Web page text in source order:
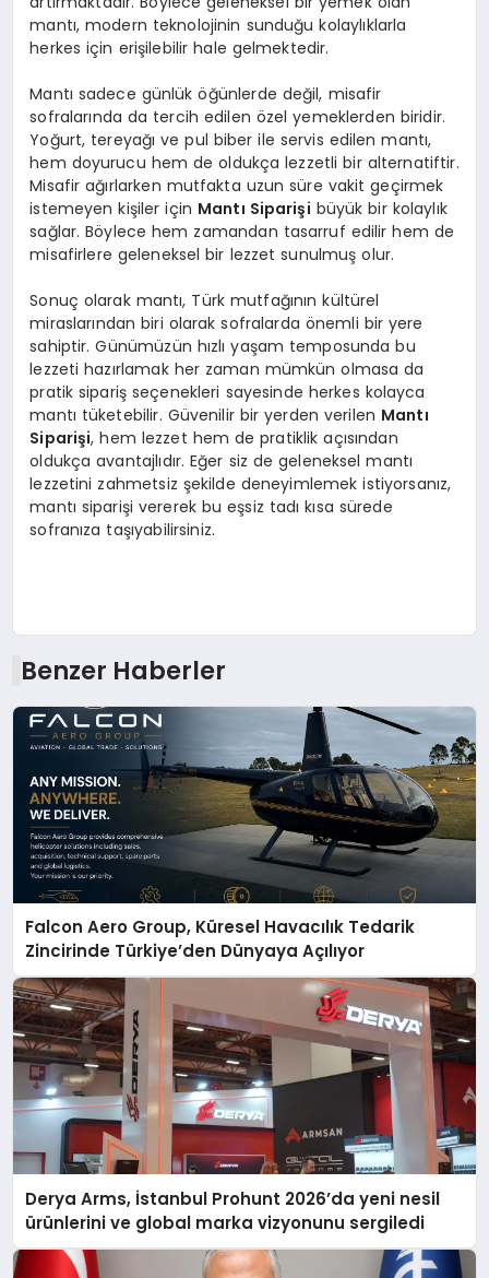
mantı, modern teknolojinin sunduğu kolaylıklarla
herkes için erişilebilir hale gelmektedir.
Mantı sadece günlük öğünlerde değil, misafir
sofralarında da tercih edilen özel yemeklerden biridir.
Yoğurt, tereyağı ve pul biber ile servis edilen mantı,
hem doyurucu hem de oldukça lezzetli bir alternatiftir.
Misafir ağırlarken mutfakta uzun süre vakit geçirmek
istemeyen kişiler için Mantı Siparişi büyük bir kolaylık
sağlar. Böylece hem zamandan tasarruf edilir hem de
misafirlere geleneksel bir lezzet sunulmuş olur.
Sonuç olarak mantı, Türk mutfağının kültürel
miraslarından biri olarak sofralarda önemli bir yere
sahiptir. Günümüzün hızlı yaşam temposunda bu
lezzeti hazırlamak her zaman mümkün olmasa da
pratik sipariş seçenekleri sayesinde herkes kolayca
mantı tüketebilir. Güvenilir bir yerden verilen Mantı
Siparişi, hem lezzet hem de pratiklik açısından
oldukça avantajlıdır. Eğer siz de geleneksel mantı
lezzetini zahmetsiz şekilde deneyimlemek istiyorsanız,
mantı siparişi vererek bu eşsiz tadı kısa sürede
sofranıza taşıyabilirsiniz.
Benzer Haberler
Falcon Aero Group, Küresel Havacılık Tedarik
Zincirinde Türkiye’den Dünyaya Açılıyor
Derya Arms, İstanbul Prohunt 2026’da yeni nesil
ürünlerini ve global marka vizyonunu sergiledi